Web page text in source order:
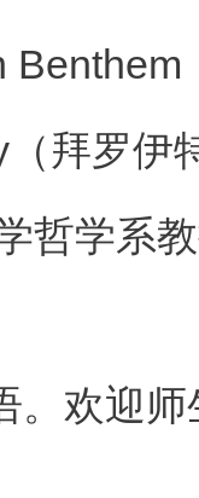
Benthem
（拜罗
哲学系
。欢迎